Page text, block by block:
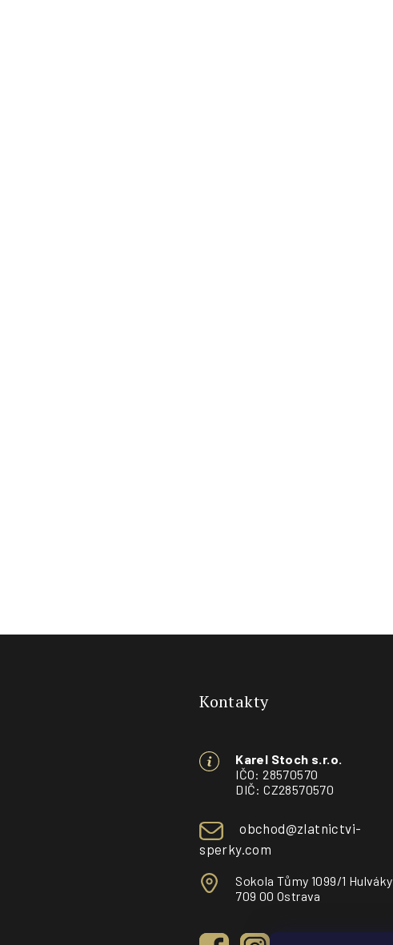
Kontakty
Karel Stoch s.r.o.
IČO: 28570570
DIČ: CZ28570570
obchod@zlatnictvi-
sperky.com
Sokola Tůmy 1099/1 Hulváky
709 00 Ostrava